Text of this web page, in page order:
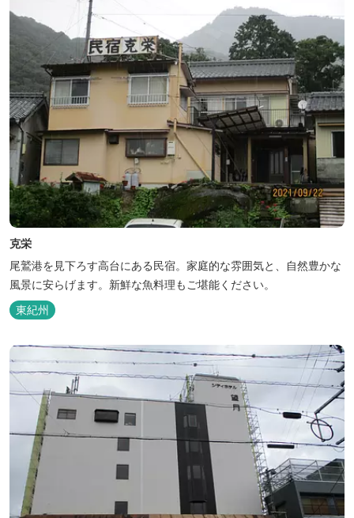
克栄
尾鷲港を見下ろす高台にある民宿。家庭的な雰囲気と、自然豊かな
風景に安らげます。新鮮な魚料理もご堪能ください。
東紀州